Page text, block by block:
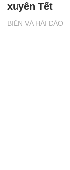
BIỂN VÀ HẢI ĐẢO
xuyên Tết